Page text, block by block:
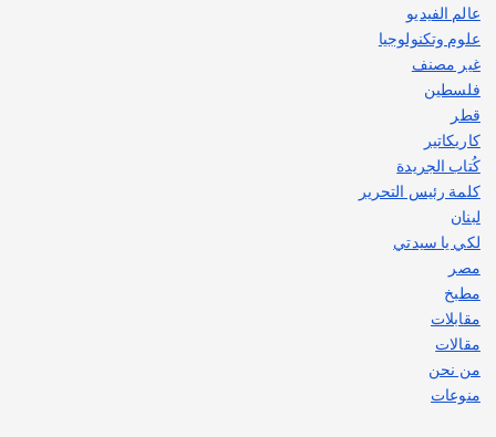
عالم الفيديو
علوم وتكنولوجيا
غير مصنف
فلسطين
قطر
كاريكاتير
كُتاب الجريدة
كلمة رئيس التحرير
لبنان
لكي يا سيدتي
مصر
مطبخ
مقابلات
مقالات
من نحن
منوعات